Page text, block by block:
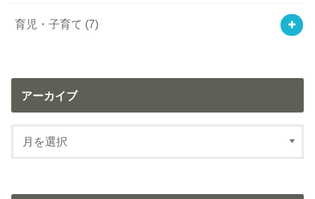
育児・子育て (7)
アーカイブ